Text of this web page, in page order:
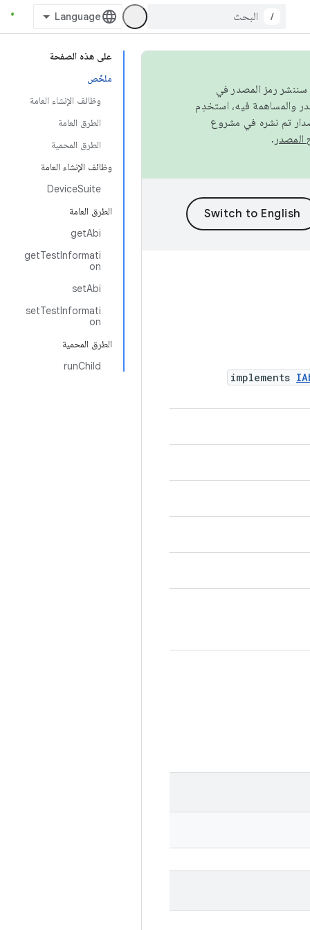
/
على هذه الصفحة
ملخّص
وظائف الإنشاء العامة
الطرق العامة
الطرق المحمية
وظائف الإنشاء العامة
DeviceSuite
الطرق العامة
getAbi
getTestInformati
on
setAbi
setTestInformati
on
الطرق المحمية
runChild
سننشر رمز المصدر في
تم نشره في مشروع
.
implements